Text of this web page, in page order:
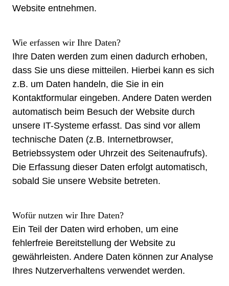
Website entnehmen.
Wie erfassen wir Ihre Daten?
Ihre Daten werden zum einen dadurch erhoben,
dass Sie uns diese mitteilen. Hierbei kann es sich
z.B. um Daten handeln, die Sie in ein
Kontaktformular eingeben. Andere Daten werden
automatisch beim Besuch der Website durch
unsere IT-Systeme erfasst. Das sind vor allem
technische Daten (z.B. Internetbrowser,
Betriebssystem oder Uhrzeit des Seitenaufrufs).
Die Erfassung dieser Daten erfolgt automatisch,
sobald Sie unsere Website betreten.
Wofür nutzen wir Ihre Daten?
Ein Teil der Daten wird erhoben, um eine
fehlerfreie Bereitstellung der Website zu
gewährleisten. Andere Daten können zur Analyse
Ihres Nutzerverhaltens verwendet werden.